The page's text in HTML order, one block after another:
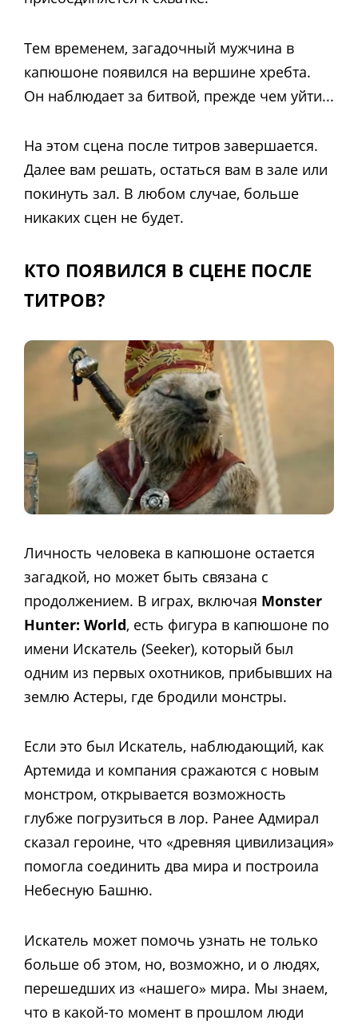
Тем временем, загадочный мужчина в
капюшоне появился на вершине хребта.
Он наблюдает за битвой, прежде чем уйти...
На этом сцена после титров завершается.
Далее вам решать, остаться вам в зале или
покинуть зал. В любом случае, больше
никаких сцен не будет.
КТО ПОЯВИЛСЯ В СЦЕНЕ ПОСЛЕ
ТИТРОВ?
Личность человека в капюшоне остается
загадкой, но может быть связана с
продолжением. В играх, включая Monster
Hunter: World, есть фигура в капюшоне по
имени Искатель (Seeker), который был
одним из первых охотников, прибывших на
землю Астеры, где бродили монстры.
Если это был Искатель, наблюдающий, как
Артемида и компания сражаются с новым
монстром, открывается возможность
глубже погрузиться в лор. Ранее Адмирал
сказал героине, что «древняя цивилизация»
помогла соединить два мира и построила
Небесную Башню.
Искатель может помочь узнать не только
больше об этом, но, возможно, и о людях,
перешедших из «нашего» мира. Мы знаем,
что в какой-то момент в прошлом люди